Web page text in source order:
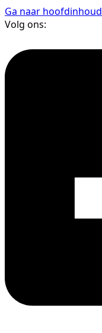
Ga naar hoofdinhoud
Volg ons: